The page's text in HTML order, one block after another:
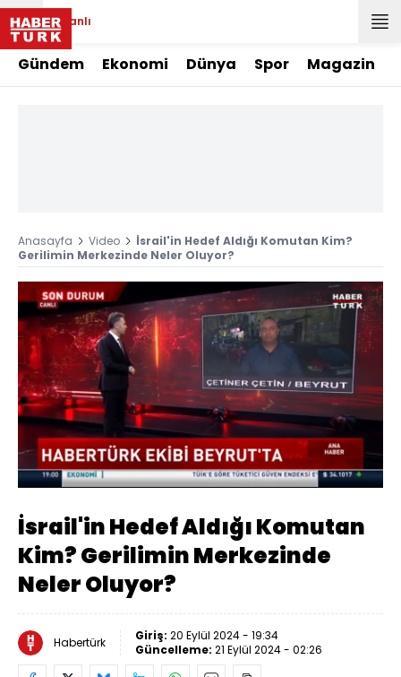
Canlı
Gündem Ekonomi Dünya Spor Magazin
Anasayfa Video
İsrail'in Hedef Aldığı Komutan Kim?
Gerilimin Merkezinde Neler Oluyor?
Sesi
Aç
Yüklendi:
20.83%
Oynatma
Hızı
İsrail'in Hedef Aldığı Komutan
Kim? Gerilimin Merkezinde
Neler Oluyor?
Habertürk Giriş: 20 Eylül 2024 - 19:34
Güncelleme: 21 Eylül 2024 - 02:26